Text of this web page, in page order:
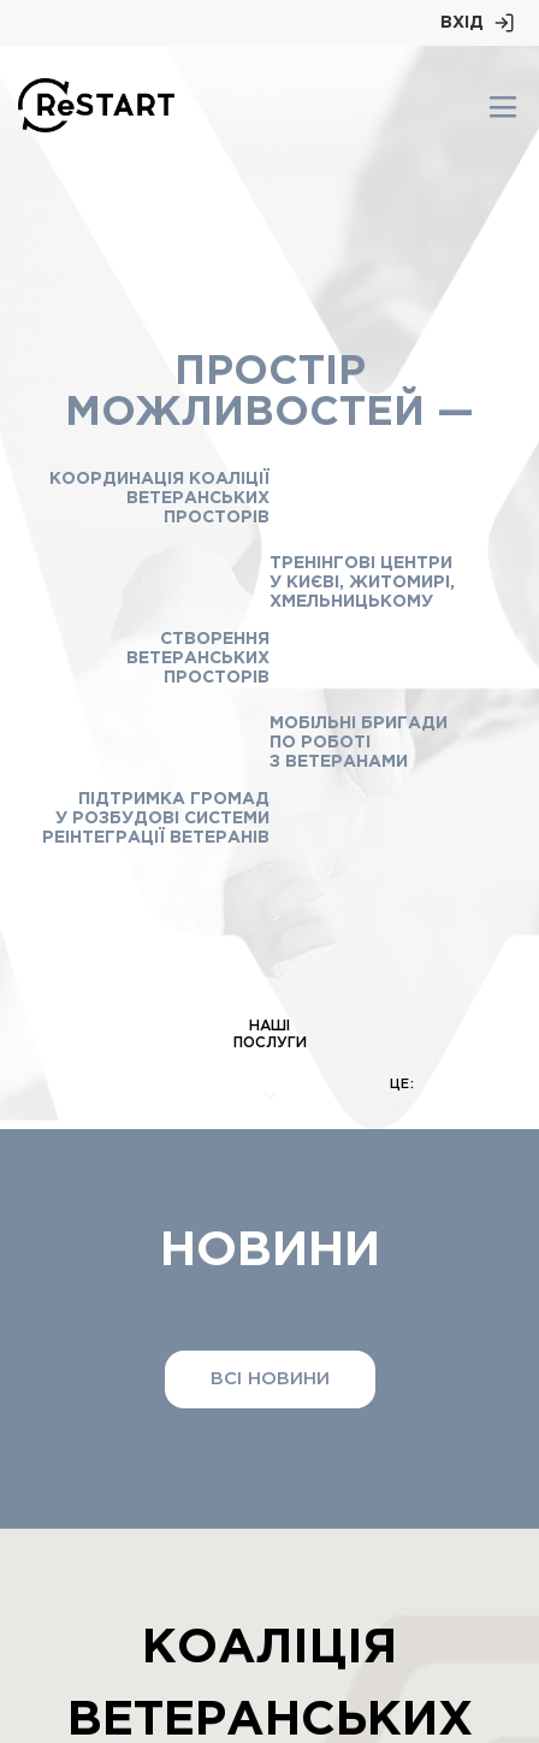
ВХІД
ПРОСТIР
МОЖЛИВОСТЕЙ —
ЦЕ:
КООРДИНАЦІЯ КОАЛІЦІЇ
ВЕТЕРАНСЬКИХ
ПРОСТОРІВ
ТРЕНІНГОВІ ЦЕНТРИ
У КИЄВІ, ЖИТОМИРІ,
ХМЕЛЬНИЦЬКОМУ
СТВОРЕННЯ
ВЕТЕРАНСЬКИХ
ПРОСТОРІВ
МОБІЛЬНІ БРИГАДИ
ПО РОБОТІ
З ВЕТЕРАНАМИ
ПІДТРИМКА ГРОМАД
У РОЗБУДОВІ СИСТЕМИ
РЕІНТЕГРАЦІЇ ВЕТЕРАНІВ
НАШI
ПОСЛУГИ
НОВИНИ
ВСI НОВИНИ
КОАЛІЦІЯ
ВЕТЕРАНСЬКИХ